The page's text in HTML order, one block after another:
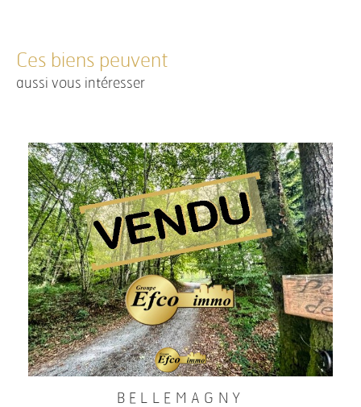
Ces biens peuvent
aussi vous intéresser
BELLEMAGNY